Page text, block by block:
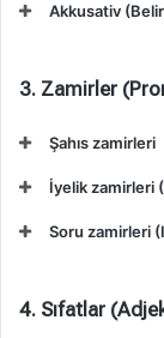
Akkusativ
3. Zamirler
Şahıs zamirleri
İyelik zamirleri
Soru zamirleri
4. Sıfatlar